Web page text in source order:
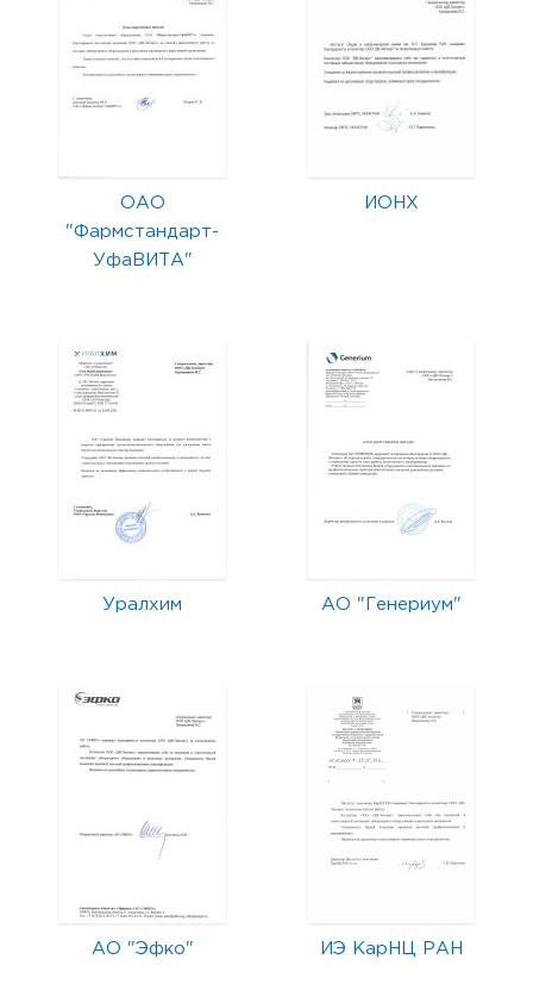
ОАО
"Фармстандарт-
УфаВИТА"
ИОНХ
Уралхим АО "Генериум"
АО "Эфко" ИЭ КарНЦ РАН